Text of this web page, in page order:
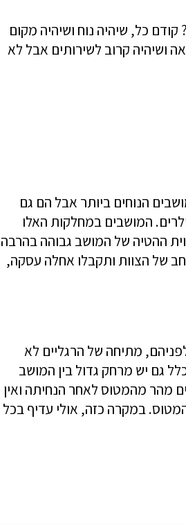
כל, שיהיה נוח ושיהיה מקום
ושיהיה קרוב לשירותים אבל לא
הנוחים ביותר אבל הם גם
המושבים במחלקות האלו
ההטיה של המושב גבוהה בהרבה
של הצוות ותקבלו אחלה עסקה,
מתיחה של הרגליים לא
גם יש מרחק גדול בין המושב
מהר מהמטוס לאחר הנחיתה ואין
במקרה כזה, אולי עדיף בכל